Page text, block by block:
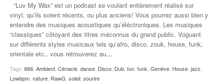
“Luv My Wax” est un podcast se voulant entièrement réalisé sur
vinyl, qu’ils soient récents, ou plus anciens! Vous pourrez aussi bien y
entendre des musiques acoustiques qu’éléctroniques. Les musiques
“classiques” côtoyant des titres méconnus du grand public. Voguant
sur différents styles musicaux tels qu’afro, disco, zouk, house, funk,
orientale etc.. vous retrouverez au…
Tags: 666 Ambient Cénacle danse Disco Dub fun funk Genève House jazz
Lowbpm nature RawG soleil sourire